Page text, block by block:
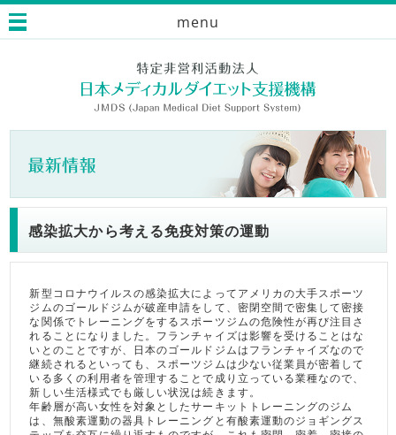
menu
感染拡大から考える免疫対策の運動
新型コロナウイルスの感染拡大によってアメリカの大手スポーツ
ジムのゴールドジムが破産申請をして、密閉空間で密集して密接
な関係でトレーニングをするスポーツジムの危険性が再び注目さ
れることになりました。フランチャイズは影響を受けることはな
いとのことですが、日本のゴールドジムはフランチャイズなので
継続されるといっても、スポーツジムは少ない従業員が密着して
いる多くの利用者を管理することで成り立っている業種なので、
新しい生活様式でも厳しい状況は続きます。
年齢層が高い女性を対象としたサーキットトレーニングのジム
は、無酸素運動の器具トレーニングと有酸素運動のジョギングス